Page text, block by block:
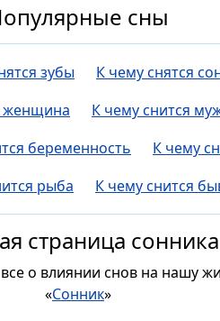
сны
зубы
К чему снятся
женщина
К чему снится
беременность
К чему
рыба К чему снится
страница сонника
о влиянии снов на нашу
«Сонник»